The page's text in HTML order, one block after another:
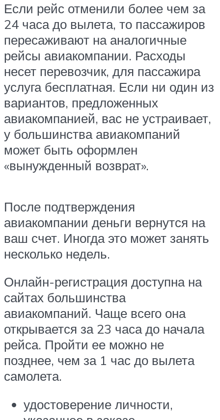
Если рейс отменили более чем за
24 часа до вылета, то пассажиров
пересаживают на аналогичные
рейсы авиакомпании. Расходы
несет перевозчик, для пассажира
услуга бесплатная. Если ни один из
вариантов, предложенных
авиакомпанией, вас не устраивает,
у большинства авиакомпаний
может быть оформлен
«вынужденный возврат».
После подтверждения
авиакомпании деньги вернутся на
ваш счет. Иногда это может занять
несколько недель.
Онлайн-регистрация доступна на
сайтах большинства
авиакомпаний. Чаще всего она
открывается за 23 часа до начала
рейса. Пройти ее можно не
позднее, чем за 1 час до вылета
самолета.
удостоверение личности,